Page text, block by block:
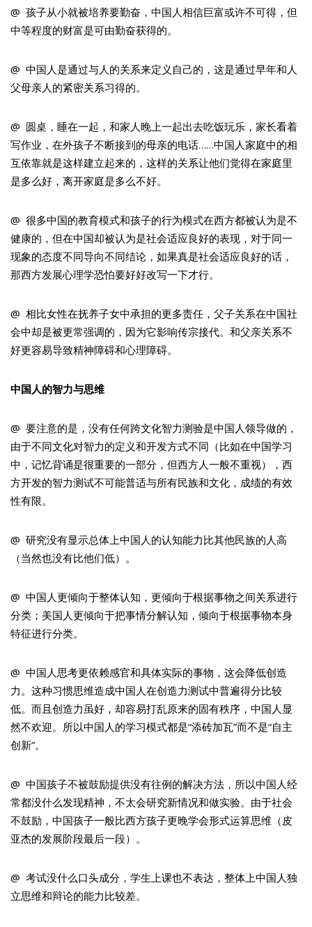
@ 孩子从小就被培养要勤奋，中国人相信巨富或许不可得，但
中等程度的财富是可由勤奋获得的。
@ 中国人是通过与人的关系来定义自己的，这是通过早年和人
父母亲人的紧密关系习得的。
@ 圆桌，睡在一起，和家人晚上一起出去吃饭玩乐，家长看着
写作业，在外孩子不断接到的母亲的电话……中国人家庭中的相
互依靠就是这样建立起来的，这样的关系让他们觉得在家庭里
是多么好，离开家庭是多么不好。
@ 很多中国的教育模式和孩子的行为模式在西方都被认为是不
健康的，但在中国却被认为是社会适应良好的表现，对于同一
现象的态度不同导向不同结论，如果真是社会适应良好的话，
那西方发展心理学恐怕要好好改写一下才行。
@ 相比女性在抚养子女中承担的更多责任，父子关系在中国社
会中却是被更常强调的，因为它影响传宗接代。和父亲关系不
好更容易导致精神障碍和心理障碍。
中国人的智力与思维
@ 要注意的是，没有任何跨文化智力测验是中国人领导做的，
由于不同文化对智力的定义和开发方式不同（比如在中国学习
中，记忆背诵是很重要的一部分，但西方人一般不重视），西
方开发的智力测试不可能普适与所有民族和文化，成绩的有效
性有限。
@ 研究没有显示总体上中国人的认知能力比其他民族的人高
（当然也没有比他们低）。
@ 中国人更倾向于整体认知，更倾向于根据事物之间关系进行
分类；美国人更倾向于把事情分解认知，倾向于根据事物本身
特征进行分类。
@ 中国人思考更依赖感官和具体实际的事物，这会降低创造
力。这种习惯思维造成中国人在创造力测试中普遍得分比较
低。而且创造力虽好，却容易打乱原来的固有秩序，中国人显
然不欢迎。所以中国人的学习模式都是“添砖加瓦”而不是“自主
创新”。
@ 中国孩子不被鼓励提供没有往例的解决方法，所以中国人经
常都没什么发现精神，不太会研究新情况和做实验。由于社会
不鼓励，中国孩子一般比西方孩子更晚学会形式运算思维（皮
亚杰的发展阶段最后一段）。
@ 考试没什么口头成分，学生上课也不表达，整体上中国人独
立思维和辩论的能力比较差。